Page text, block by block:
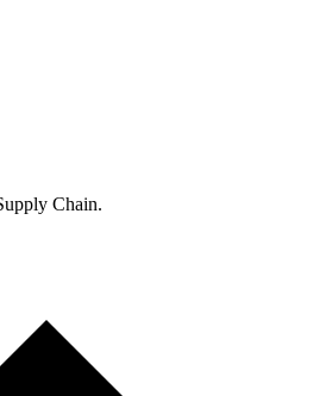
Chain.